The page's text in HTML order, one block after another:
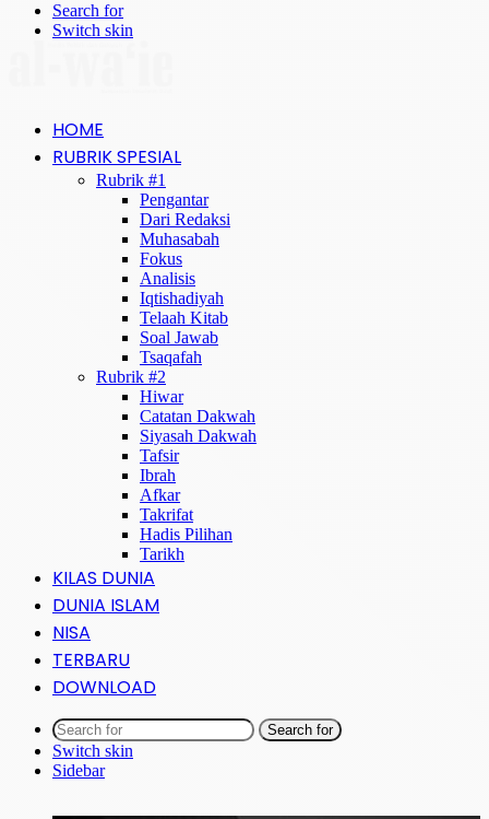
Search for
Switch skin
HOME
RUBRIK SPESIAL
Rubrik #1
Pengantar
Dari Redaksi
Muhasabah
Fokus
Analisis
Iqtishadiyah
Telaah Kitab
Soal Jawab
Tsaqafah
Rubrik #2
Hiwar
Catatan Dakwah
Siyasah Dakwah
Tafsir
Ibrah
Afkar
Takrifat
Hadis Pilihan
Tarikh
KILAS DUNIA
DUNIA ISLAM
NISA
TERBARU
DOWNLOAD
Search for
Switch skin
Sidebar